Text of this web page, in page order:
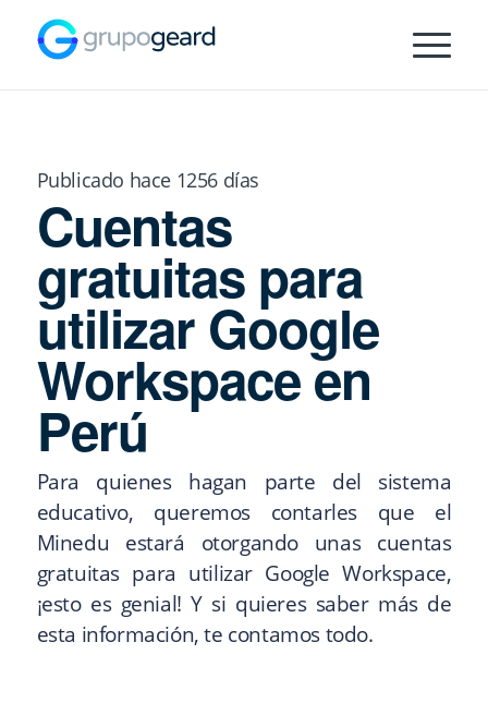
Publicado hace 1256 días
Cuentas
gratuitas para
utilizar Google
Workspace en
Perú
Para quienes hagan parte del sistema
educativo, queremos contarles que el
Minedu estará otorgando unas cuentas
gratuitas para utilizar Google Workspace,
¡esto es genial! Y si quieres saber más de
esta información, te contamos todo.